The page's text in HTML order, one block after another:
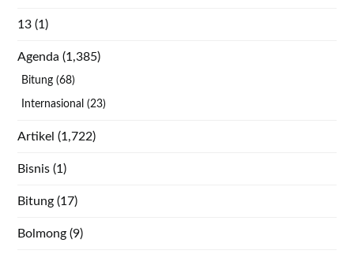
13 (1)
Agenda (1,385)
Bitung (68)
Internasional (23)
Artikel (1,722)
Bisnis (1)
Bitung (17)
Bolmong (9)